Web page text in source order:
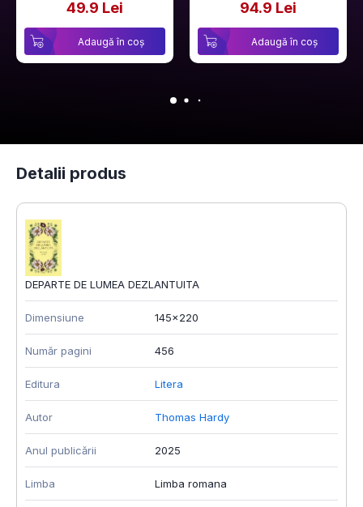
49.9 Lei
Adaugă în coș
94.9 Lei
Adaugă în coș
Detalii produs
DEPARTE DE LUMEA DEZLANTUITA
Dimensiune 145x220
Număr pagini 456
Editura Litera
Autor Thomas Hardy
Anul publicării 2025
Limba Limba romana